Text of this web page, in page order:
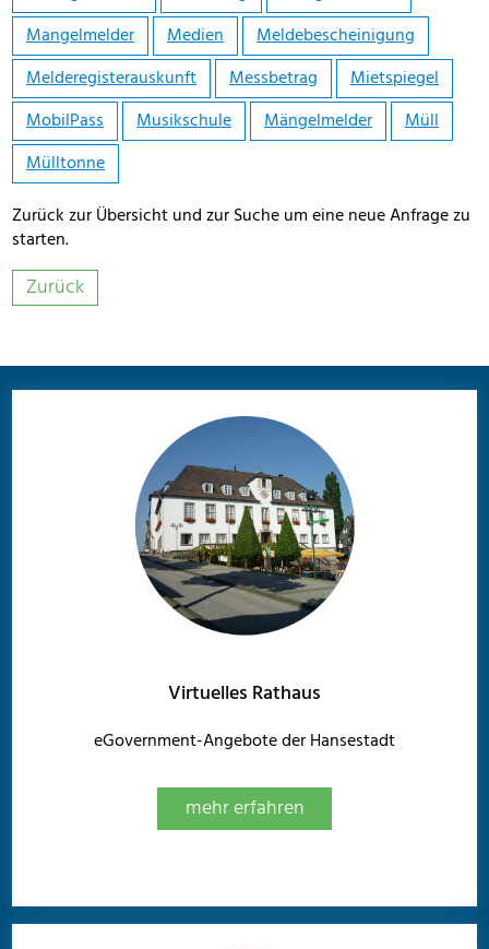
Mangelmelder
Medien
Meldebescheinigung
Melderegisterauskunft
Messbetrag
Mietspiegel
MobilPass
Musikschule Mängelmelder
Müll
Mülltonne
Zurück zur Übersicht und zur Suche um eine neue Anfrage zu
starten.
Zurück
Virtuelles Rathaus
eGovernment-Angebote der Hansestadt
mehr erfahren